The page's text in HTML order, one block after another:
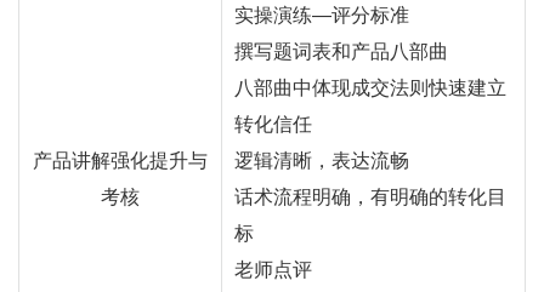
产品讲解强化提升与
考核
实操演练—评分标准
撰写题词表和产品八部曲
八部曲中体现成交法则快速建立
转化信任
逻辑清晰，表达流畅
话术流程明确，有明确的转化目
标
老师点评